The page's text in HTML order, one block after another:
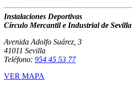
Instalaciones Deportivas
Círculo Mercantil e Industrial de Sevilla
Avenida Adolfo Suárez, 3
41011 Sevilla
Teléfono: 954 45 53 77
VER MAPA